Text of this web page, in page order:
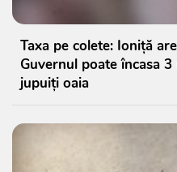
Taxa pe colete: Ioniță
Guvernul poate încasa
jupuiți oaia